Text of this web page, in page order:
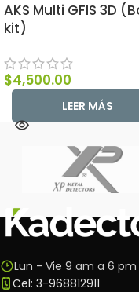
AKS Multi GFIS 3D
kit)
$4,500.00
LEER MÁS
Lun - Vie 9 am a 6
Cel: 3-968812911